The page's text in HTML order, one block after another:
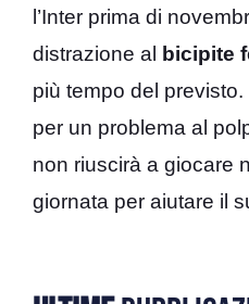
l’Inter prima di
distrazione al bicipite
più tempo del
per un problema al
non riuscirà a giocare
giornata per aiutare il